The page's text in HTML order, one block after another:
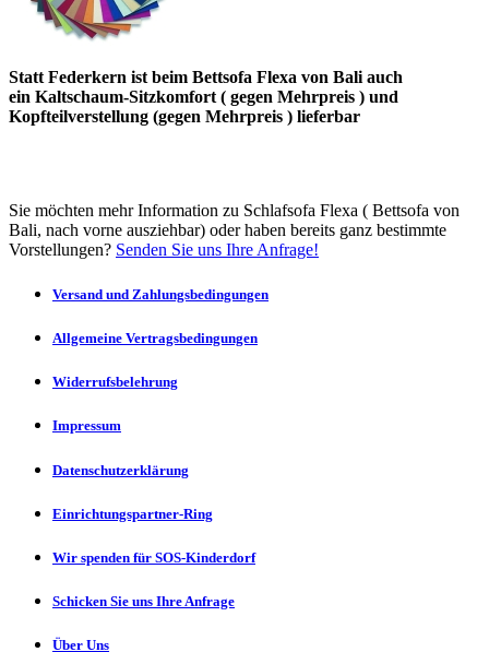
Statt Federkern ist beim Bettsofa Flexa von Bali auch
ein Kaltschaum-Sitzkomfort ( gegen Mehrpreis ) und
Kopfteilverstellung (gegen Mehrpreis ) lieferbar
Sie möchten mehr Information zu Schlafsofa Flexa ( Bettsofa von
Bali, nach vorne ausziehbar) oder haben bereits ganz bestimmte
Vorstellungen? Senden Sie uns Ihre Anfrage!
Versand und Zahlungsbedingungen
Allgemeine Vertragsbedingungen
Widerrufsbelehrung
Impressum
Datenschutzerklärung
Einrichtungspartner-Ring
Wir spenden für SOS-Kinderdorf
Schicken Sie uns Ihre Anfrage
Über Uns